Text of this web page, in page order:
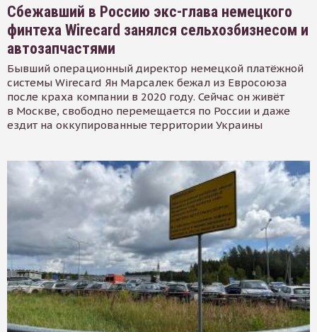
Сбежавший в Россию экс-глава немецкого
финтеха Wirecard занялся сельхозбизнесом и
автозапчастями
Бывший операционный директор немецкой платёжной
системы Wirecard Ян Марсалек бежал из Евросоюза
после краха компании в 2020 году. Сейчас он живёт
в Москве, свободно перемещается по России и даже
ездит на оккупированные территории Украины